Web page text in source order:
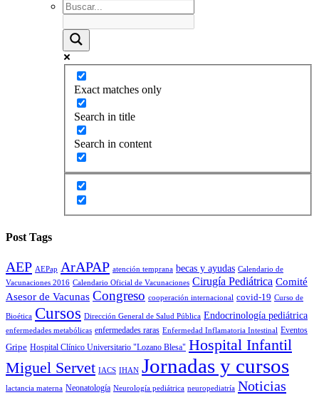
Exact matches only
Search in title
Search in content
Post Tags
AEP AEPap ArAPAP atención temprana becas y ayudas Calendario de
Vacunaciones 2016 Calendario Oficial de Vacunaciones Cirugía Pediátrica Comité
Asesor de Vacunas Congreso cooperación internacional covid-19 Curso de
Bioética Cursos Dirección General de Salud Pública Endocrinología pediátrica
enfermedades metabólicas enfermedades raras Enfermedad Inflamatoria Intestinal Eventos
Gripe Hospital Clínico Universitario "Lozano Blesa" Hospital Infantil
Miguel Servet IACS IHAN Jornadas y cursos
lactancia materna Neonatología Neurología pediátrica neuropediatría Noticias